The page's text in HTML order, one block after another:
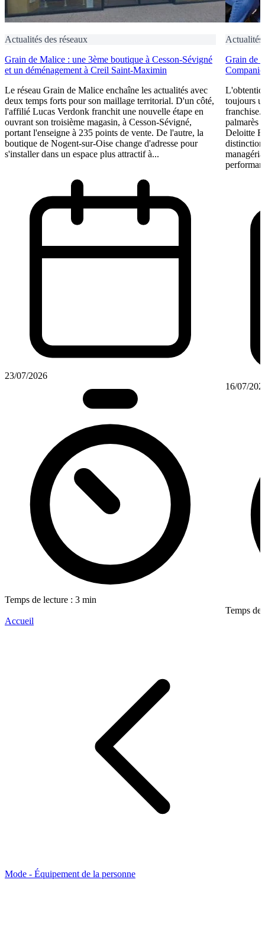
Actualités des réseaux
Grain de Malice : une 3ème boutique à Cesson-Sévigné
et un déménagement à Creil Saint-Maximin
Le réseau Grain de Malice enchaîne les actualités avec
deux temps forts pour son maillage territorial. D'un côté,
l'affilié Lucas Verdonk franchit une nouvelle étape en
ouvrant son troisième magasin, à Cesson-Sévigné,
portant l'enseigne à 235 points de vente. De l'autre, la
boutique de Nogent-sur-Oise change d'adresse pour
s'installer dans un espace plus attractif à...
23/07/2026
Temps de lecture : 3 min
Actualités
Grain de
toujours
franchise.
palmarès
Deloitte
16/07/
Temps de
Accueil
Mode - Équipement de la personne